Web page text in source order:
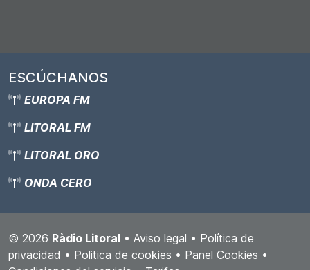
ESCÚCHANOS
EUROPA FM
LITORAL FM
LITORAL ORO
ONDA CERO
© 2026 Ràdio Litoral • Aviso legal • Política de
privacidad • Politica de cookies • Panel Cookies •